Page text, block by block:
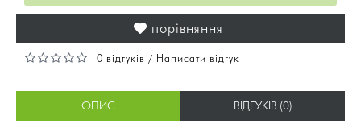
порівняння
0 відгуків / Написати відгук
ОПИС ВІДГУКІВ (0)